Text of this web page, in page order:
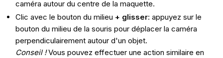
caméra autour du centre de la maquette.
Clic avec le bouton du milieu + glisser: appuyez sur le
bouton du milieu de la souris pour déplacer la caméra
perpendiculairement autour d'un objet.
Conseil !Vous pouvez effectuer une action similaire en